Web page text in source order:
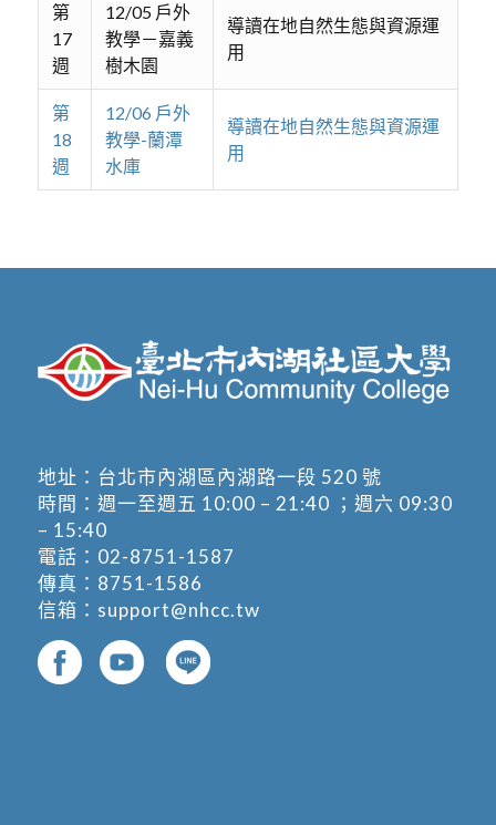
第
17
週
12/05 戶外
教學－嘉義
樹木園
導讀在地自然生態與資源運
用
第
18
週
12/06 戶外
教學-蘭潭
水庫
導讀在地自然生態與資源運
用
地址： 台北市內湖區內湖路一段 520 號
時間：週一至週五 10:00 – 21:40 ；週六 09:30
– 15:40
電話： 02-8751-1587
傳真：8751-1586
信箱： support@nhcc.tw